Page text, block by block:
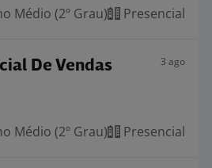
Médio (2º Grau) Presencial
De Vendas 3 ago
Médio (2º Grau) Presencial